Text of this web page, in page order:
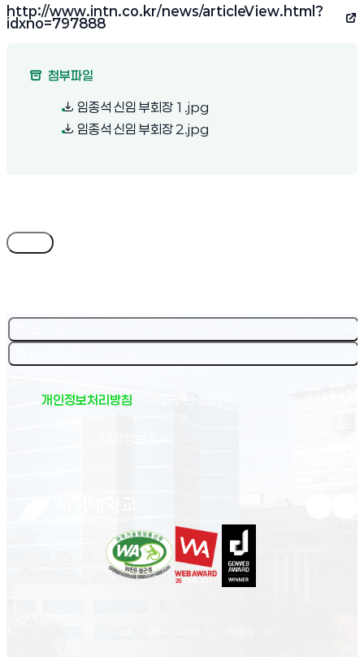
http://www.intn.co.kr/news/articleView.html?
idxno=797888
(새 창 열림)
첨부파일
임종석 신임 부회장 1.jpg
임종석 신임 부회장 2.jpg
개인정보처리방침